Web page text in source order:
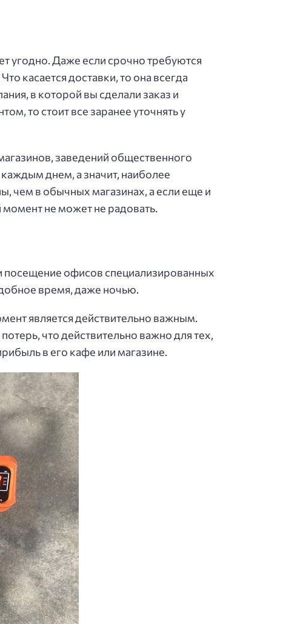
угодно. Даже если срочно требуются
касается доставки, то она всегда
в которой вы сделали заказ и
то стоит все заранее уточнять у
заведений общественного
днем, а значит, наиболее
чем в обычных магазинах, а если еще и
не может не радовать.
посещение офисов специализированных
время, даже ночью.
является действительно важным.
что действительно важно для тех,
в его кафе или магазине.